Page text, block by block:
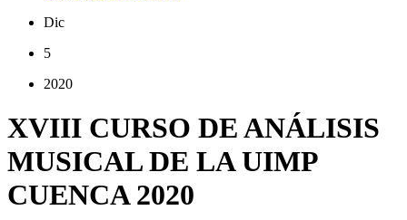
Dic
5
2020
XVIII CURSO DE ANÁLISIS
MUSICAL DE LA UIMP
CUENCA 2020